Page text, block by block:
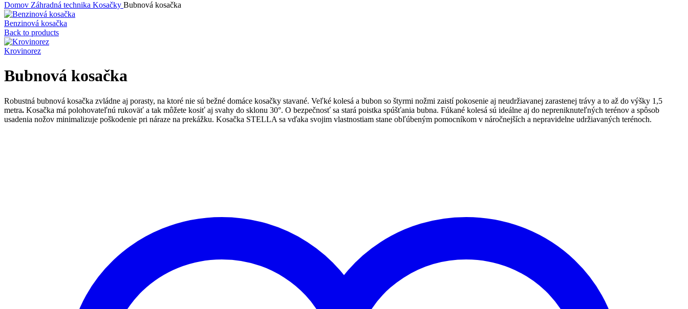
Domov Záhradná technika Kosačky Bubnová kosačka
Benzinová kosačka
Back to products
Krovinorez
Bubnová kosačka
Robustná bubnová kosačka zvládne aj porasty, na ktoré nie sú bežné domáce kosačky stavané. Veľké kolesá a bubon so štyrmi nožmi zaistí pokosenie aj neudržiavanej zarastenej trávy a to až do výšky 1,5
metra. Kosačka má polohovateľnú rukoväť a tak môžete kosiť aj svahy do sklonu 30°. O bezpečnosť sa stará poistka spúšťania bubna. Fúkané kolesá sú ideálne aj do nepreniknuteľných terénov a spôsob
usadenia nožov minimalizuje poškodenie pri náraze na prekážku. Kosačka STELLA sa vďaka svojim vlastnostiam stane obľúbeným pomocníkom v náročnejších a nepravidelne udržiavaných terénoch.